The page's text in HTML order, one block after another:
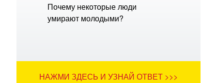
Почему некоторые люди
умирают молодыми?
НАЖМИ ЗДЕСЬ И УЗНАЙ ОТВЕТ >>>